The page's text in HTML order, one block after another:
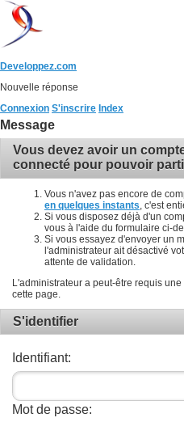
Developpez.com
Nouvelle réponse
Connexion S'inscrire Index
Message
Vous devez avoir un
connecté pour pouvoir
Vous n'avez pas encore de
en quelques instants , c'est
Si vous disposez déjà d'un
vous à l'aide du formulaire ci-
Si vous essayez d'envoyer un
l'administrateur ait désactivé
attente de validation.
L'administrateur a peut-être requis une
cette page.
S'identifier
Identifiant:
Mot de passe: